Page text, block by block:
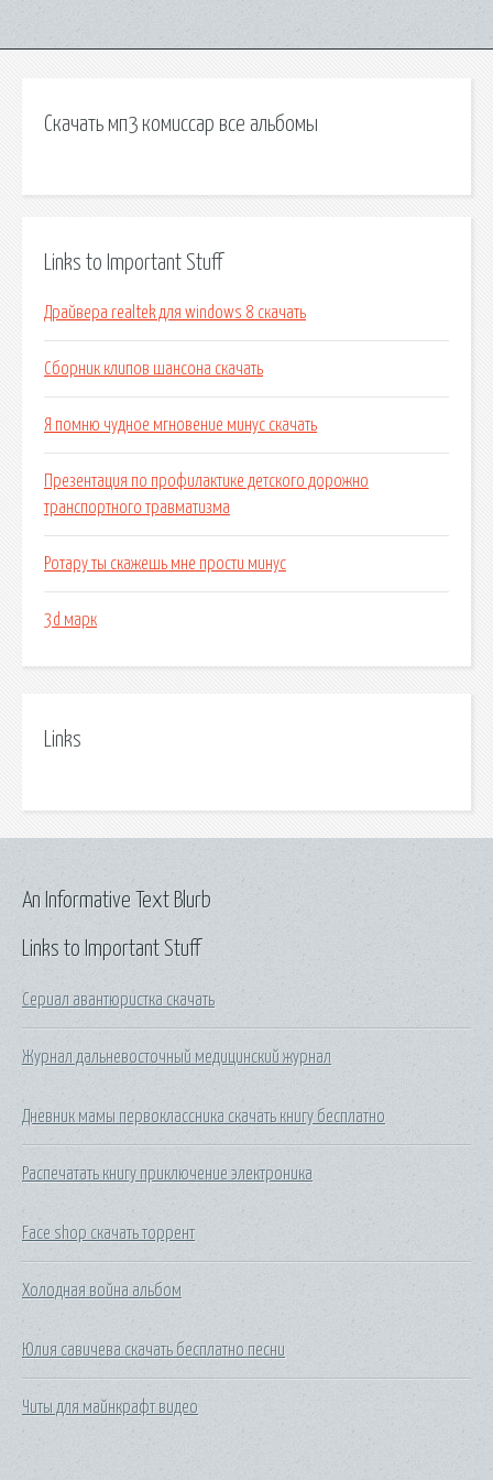
Скачать мп3 комиссар все альбомы
Links to Important Stuff
Драйвера realtek для windows 8 скачать
Сборник клипов шансона скачать
Я помню чудное мгновение минус скачать
Презентация по профилактике детского дорожно
транспортного травматизма
Ротару ты скажешь мне прости минус
3d марк
Links
Links to Important Stuff
Сериал авантюристка скачать
Журнал дальневосточный медицинский журнал
Дневник мамы первоклассника скачать книгу бесплатно
Распечатать книгу приключение электроника
Face shop скачать торрент
Холодная война альбом
Юлия савичева скачать бесплатно песни
Читы для майнкрафт видео
An Informative Text Blurb